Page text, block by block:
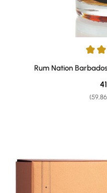
Durchschnittliche
Rum Nation